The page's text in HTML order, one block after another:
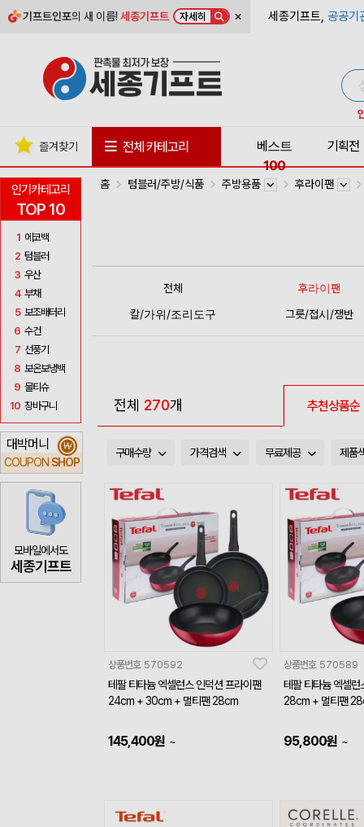
기프트인포의 새 이름!세종기프트 자세히 × 세종기프트, 공공기
인기카테고리
TOP 10
1 에코백
2 텀블러
3 우산
4 부채
5 보조배터리
6 수건
7 선풍기
8 보온보냉백
9 물티슈
10 장바구니
대박머니
COUPON SHOP
₩
모바일에서도
세종기프트
즐겨찾기 전체 카테고리
베스트
100
기획전
홈 텀블러/주방/식품 주방용품 후라이팬
전체
후라이팬
칼/가위/조리도구
그릇/접시/쟁반
전체 270개 추천상품순
구매수량 가격검색 무료제공 제품
상품번호 570592
테팔 티타늄 엑셀런스 인덕션 프라이팬
24cm + 30cm + 멀티팬 28cm
145,400원 ~
상품번호 570589
테팔 티타늄 엑셀런
28cm + 멀티팬
95,800원 ~